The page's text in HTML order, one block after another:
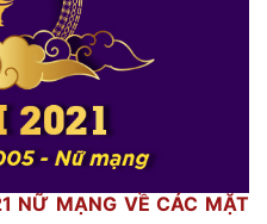
NỮ MẠNG VỀ CÁC MẶT